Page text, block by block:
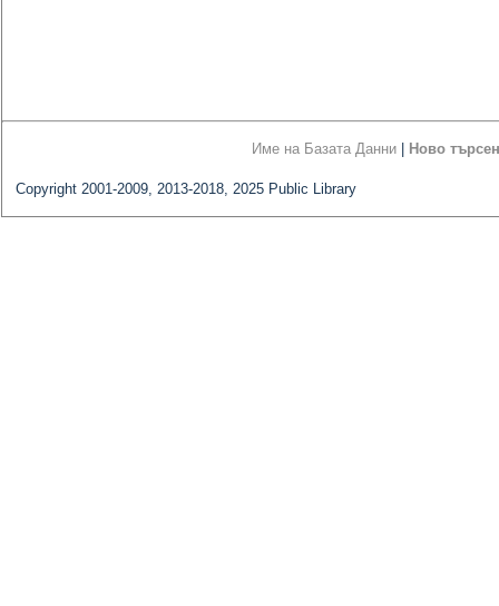
Име на Базата Данни Ново
Copyright 2001-2009, 2013-2018, 2025 Public Library